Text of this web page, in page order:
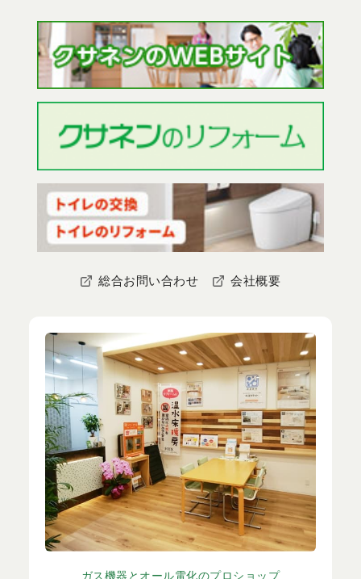
総合お問い合わせ 会社概要
ガス機器とオール電化のプロショップ